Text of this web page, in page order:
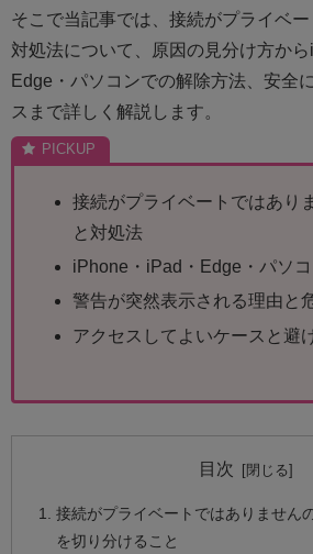
そこで当記事では、接続がプライベ
対処法について、原因の見分け方から
Edge・パソコンでの解除方法、安全
スまで詳しく解説します。
接続がプライベートではあり
と対処法
iPhone・iPad・Edge・パソ
警告が突然表示される理由と
アクセスしてよいケースと避
目次
接続がプライベートではありません
を切り分けること